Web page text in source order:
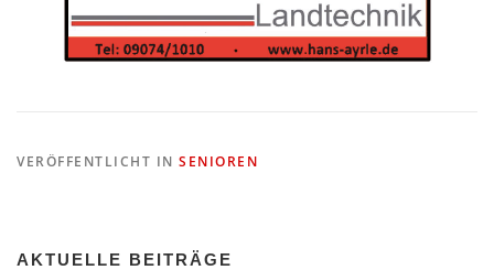
VERÖFFENTLICHT IN SENIOREN
AKTUELLE BEITRÄGE